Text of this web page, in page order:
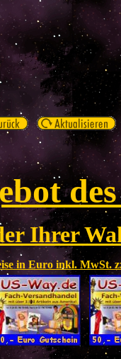
Ihrer
in Euro inkl. MwSt.